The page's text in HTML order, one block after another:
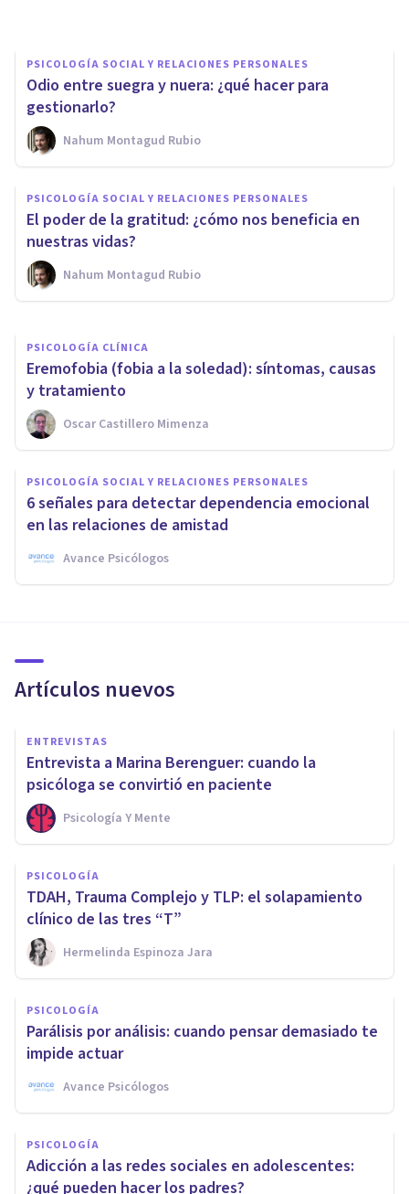
PSICOLOGÍA SOCIAL Y RELACIONES PERSONALES
Odio entre suegra y nuera: ¿qué hacer para
gestionarlo?
Nahum Montagud Rubio
PSICOLOGÍA SOCIAL Y RELACIONES PERSONALES
El poder de la gratitud: ¿cómo nos beneficia en
nuestras vidas?
Nahum Montagud Rubio
Sentimiento de soledad:
causas y cómo evitarlo
Luis Martínez-Casasola Hernández
PSICOLOGÍA CLÍNICA
Eremofobia (fobia a la soledad): síntomas, causas
y tratamiento
Oscar Castillero Mimenza
PSICOLOGÍA SOCIAL Y RELACIONES PERSONALES
6 señales para detectar dependencia emocional
en las relaciones de amistad
Avance Psicólogos
Artículos nuevos
ENTREVISTAS
Entrevista a Marina Berenguer: cuando la
psicóloga se convirtió en paciente
Psicología Y Mente
PSICOLOGÍA
TDAH, Trauma Complejo y TLP: el solapamiento
clínico de las tres “T”
Hermelinda Espinoza Jara
PSICOLOGÍA
Parálisis por análisis: cuando pensar demasiado te
impide actuar
Avance Psicólogos
PSICOLOGÍA
Adicción a las redes sociales en adolescentes:
¿qué pueden hacer los padres?